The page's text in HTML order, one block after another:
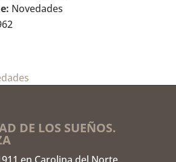
Novedades
DE LOS SUEÑOS.